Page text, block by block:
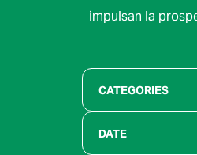
impulsan la
CATEGORIES
DATE